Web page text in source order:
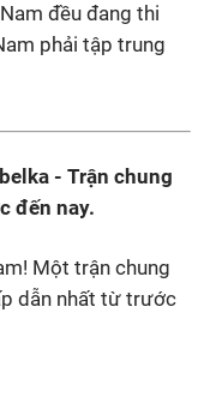
đều đang thi
phải tập trung
- Trận chung
đến nay.
Một trận chung
dẫn nhất từ trước